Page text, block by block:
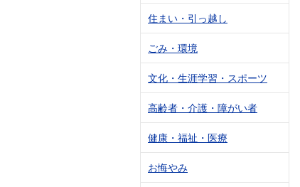
住まい・引っ越し
ごみ・環境
文化・生涯学習・スポーツ
高齢者・介護・障がい者
健康・福祉・医療
お悔やみ